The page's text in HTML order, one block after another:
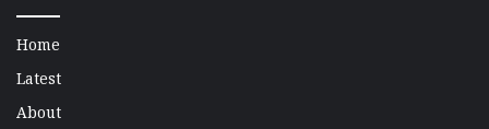
Home
Latest
About